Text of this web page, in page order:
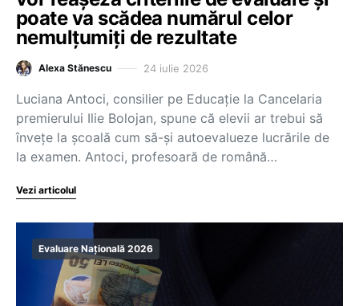
poate va scădea numărul celor
nemulțumiți de rezultate
Alexa Stănescu 24 iulie 2026
Luciana Antoci, consilier pe Educație la Cancelaria
premierului Ilie Bolojan, spune că elevii ar trebui să
învețe la școală cum să-și autoevalueze lucrările de
la examen. Antoci, profesoară de română…
Vezi articolul
Evaluare Națională 2026